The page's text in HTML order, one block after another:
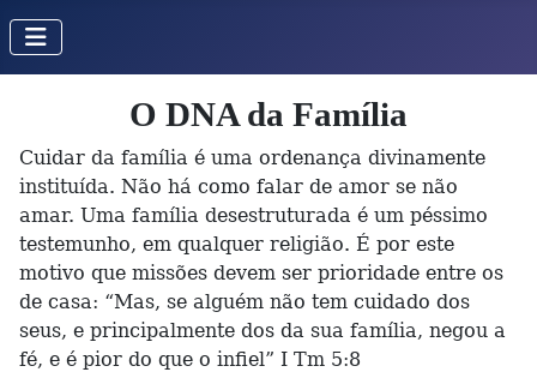
O DNA da Família
Cuidar da família é uma ordenança divinamente
instituída. Não há como falar de amor se não
amar. Uma família desestruturada é um péssimo
testemunho, em qualquer religião. É por este
motivo que missões devem ser prioridade entre os
de casa: “Mas, se alguém não tem cuidado dos
seus, e principalmente dos da sua família, negou a
fé, e é pior do que o infiel” I Tm 5:8